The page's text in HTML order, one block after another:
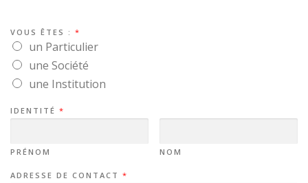
NOUS REJOINDRE
VOUS ÊTES : *
un Particulier
une Société
une Institution
IDENTITÉ *
PRÉNOM NOM
ADRESSE DE CONTACT *